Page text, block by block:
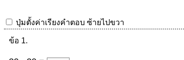
ปุ่มตั้งค่าเรียงคำตอบ ซ้ายไปขวา
ข้อ 1.